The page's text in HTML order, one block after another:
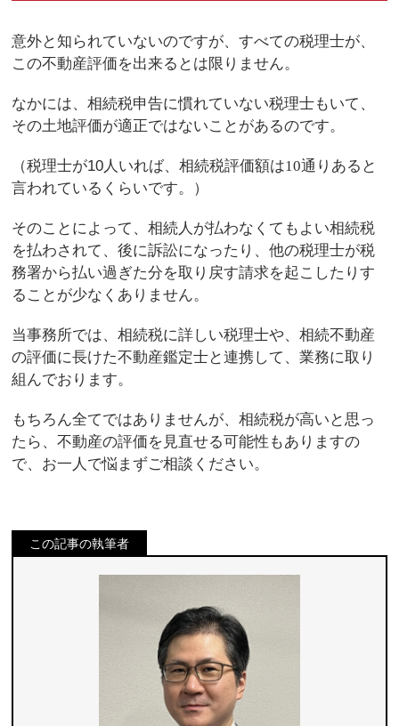
意外と知られていないのですが、すべての税理士が、
この不動産評価を出来るとは限りません。
なかには、相続税申告に慣れていない税理士もいて、
その土地評価が適正ではないことがあるのです。
（税理士が10人いれば、相続税評価額は10通りあると
言われているくらいです。）
そのことによって、相続人が払わなくてもよい相続税
を払わされて、後に訴訟になったり、他の税理士が税
務署から払い過ぎた分を取り戻す請求を起こしたりす
ることが少なくありません。
当事務所では、相続税に詳しい税理士や、相続不動産
の評価に長けた不動産鑑定士と連携して、業務に取り
組んでおります。
もちろん全てではありませんが、相続税が高いと思っ
たら、不動産の評価を見直せる可能性もありますの
で、お一人で悩まずご相談ください。
この記事の執筆者